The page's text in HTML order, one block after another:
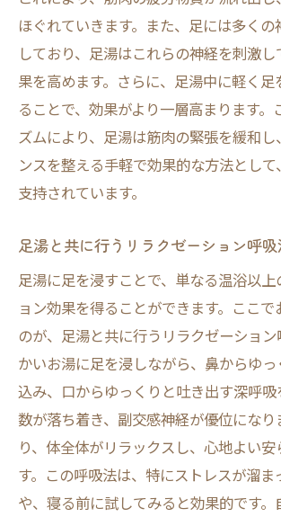
ほぐれていきます。また、足には多くの
しており、足湯はこれらの神経を刺激
果を高めます。さらに、足湯中に軽く
ることで、効果がより一層高まります。
ズムにより、足湯は筋肉の緊張を緩和
ンスを整える手軽で効果的な方法とし
支持されています。
足湯と共に行うリラクゼーション呼
足湯に足を浸すことで、単なる温浴以
ョン効果を得ることができます。ここ
のが、足湯と共に行うリラクゼーション
かいお湯に足を浸しながら、鼻からゆ
込み、口からゆっくりと吐き出す深呼
数が落ち着き、副交感神経が優位になり
り、体全体がリラックスし、心地よい
す。この呼吸法は、特にストレスが溜ま
や、寝る前に試してみると効果的です。